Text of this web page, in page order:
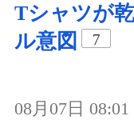
Tシャツが
ル意図
7
08月07日 08:01